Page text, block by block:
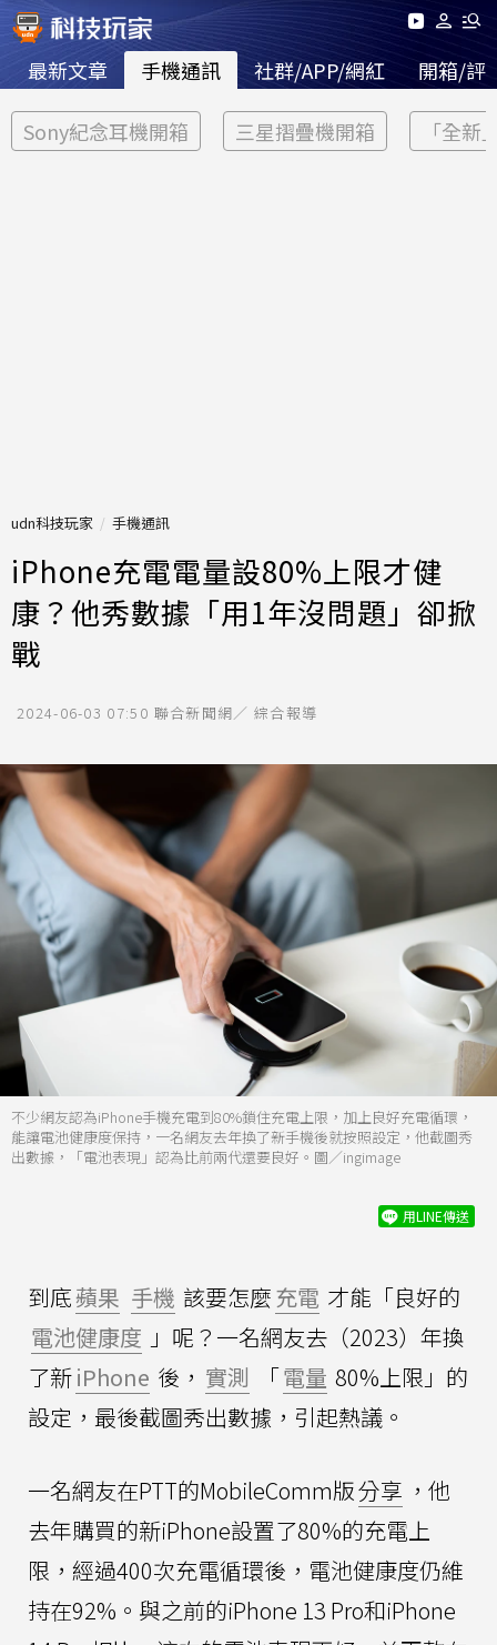
最新文章 手機通訊 社群/APP/網紅 開箱/評
Sony紀念耳機開箱 三星摺疊機開箱 「全新
udn科技玩家 手機通訊
iPhone充電電量設80%上限才健
康？他秀數據「用1年沒問題」卻掀
戰
2024-06-03 07:50 聯合新聞網／ 綜合報導
不少網友認為iPhone手機充電到80%鎖住充電上限，加上良好充電循環，
能讓電池健康度保持，一名網友去年換了新手機後就按照設定，他截圖秀
出數據，「電池表現」認為比前兩代還要良好。圖／ingimage
用LINE傳送
到底蘋果 手機 該要怎麼充電 才能「良好的
電池健康度 」呢？一名網友去（2023）年換
了新iPhone 後， 實測 「電量 80%上限」的
設定，最後截圖秀出數據，引起熱議。
一名網友在PTT的MobileComm版分享 ，他
去年購買的新iPhone設置了80%的充電上
限，經過400次充電循環後，電池健康度仍維
持在92%。與之前的iPhone 13 Pro和iPhone